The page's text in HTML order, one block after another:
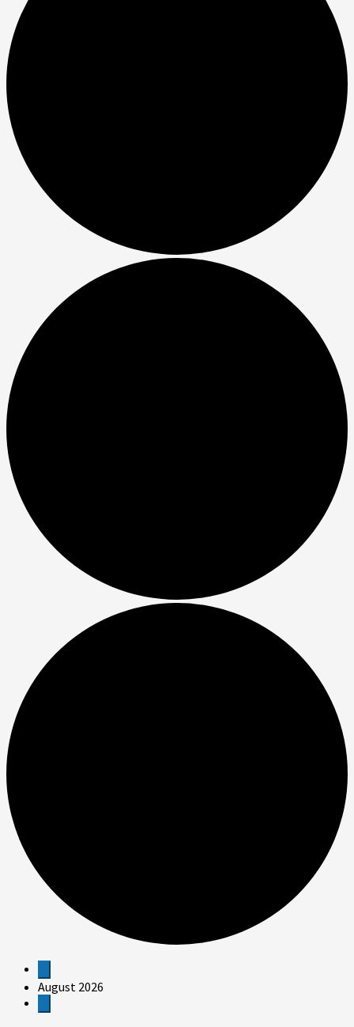
Veranstaltungen
August 2026